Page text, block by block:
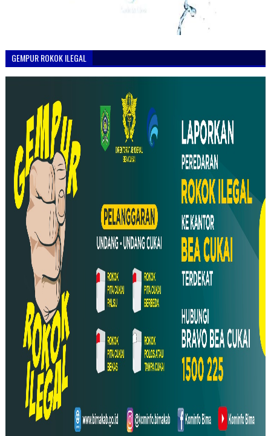
GEMPUR ROKOK ILEGAL